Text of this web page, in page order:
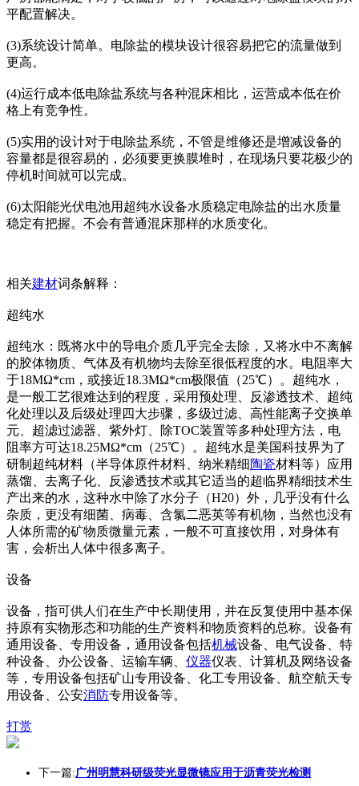
平配置解决。
(3)系统设计简单。电除盐的模块设计很容易把它的流量做到
更高。
(4)运行成本低电除盐系统与各种混床相比，运营成本低在价
格上有竞争性。
(5)实用的设计对于电除盐系统，不管是维修还是增减设备的
容量都是很容易的，必须要更换膜堆时，在现场只要花极少的
停机时间就可以完成。
(6)太阳能光伏电池用超纯水设备水质稳定电除盐的出水质量
稳定有把握。不会有普通混床那样的水质变化。
相关建材词条解释：
超纯水
超纯水：既将水中的导电介质几乎完全去除，又将水中不离解
的胶体物质、气体及有机物均去除至很低程度的水。电阻率大
于18MΩ*cm，或接近18.3MΩ*cm极限值（25℃）。超纯水，
是一般工艺很难达到的程度，采用预处理、反渗透技术、超纯
化处理以及后级处理四大步骤，多级过滤、高性能离子交换单
元、超滤过滤器、紫外灯、除TOC装置等多种处理方法，电
阻率方可达18.25MΩ*cm（25℃）。超纯水是美国科技界为了
研制超纯材料（半导体原件材料、纳米精细陶瓷材料等）应用
蒸馏、去离子化、反渗透技术或其它适当的超临界精细技术生
产出来的水，这种水中除了水分子（H20）外，几乎没有什么
杂质，更没有细菌、病毒、含氯二恶英等有机物，当然也没有
人体所需的矿物质微量元素，一般不可直接饮用，对身体有
害，会析出人体中很多离子。
设备
设备，指可供人们在生产中长期使用，并在反复使用中基本保
持原有实物形态和功能的生产资料和物质资料的总称。设备有
通用设备、专用设备，通用设备包括机械设备、电气设备、特
种设备、办公设备、运输车辆、 仪器仪表、计算机及网络设备
等，专用设备包括矿山专用设备、化工专用设备、航空航天专
用设备、公安消防专用设备等。
打赏
下一篇:广州明慧科研级荧光显微镜应用于沥青荧光检测